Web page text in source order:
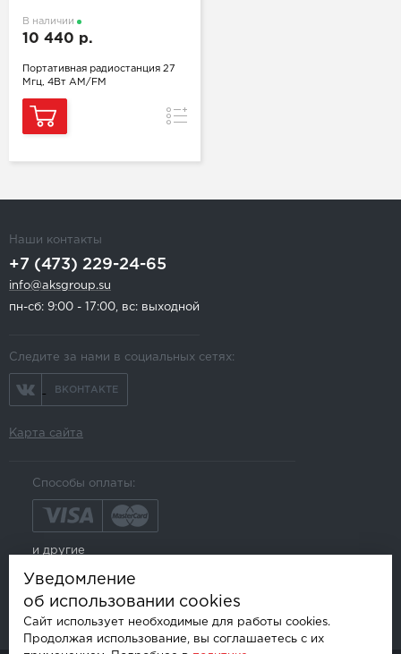
В наличии
10 440 р.
Портативная радиостанция 27
Мгц, 4Вт AM/FM
Сравнение
Наши контакты
+7 (473) 229-24-65
info@aksgroup.su
пн-сб: 9:00 - 17:00, вс: выходной
Следите за нами в социальных сетях:
ВКОНТАКТЕ
Карта сайта
Способы оплаты:
и другие
Уведомление
об использовании cookies
Сайт использует необходимые для работы cookies.
Продолжая использование, вы соглашаетесь с их